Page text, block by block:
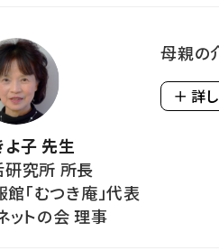
よ子 先生
究所 所長
「むつき庵」代表
ットの会 理事
母親の
＋ 詳